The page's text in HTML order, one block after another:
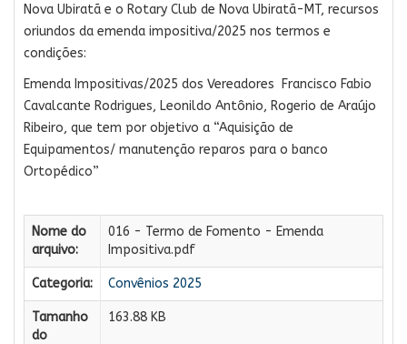
Nova Ubiratã e o Rotary Club de Nova Ubiratã-MT, recursos
oriundos da emenda impositiva/2025 nos termos e
condições:
Emenda Impositivas/2025 dos Vereadores Francisco Fabio
Cavalcante Rodrigues, Leonildo Antônio, Rogerio de Araújo
Ribeiro, que tem por objetivo a “Aquisição de
Equipamentos/ manutenção reparos para o banco
Ortopédico”
Nome do
arquivo:
016 - Termo de Fomento - Emenda
Impositiva.pdf
Categoria: Convênios 2025
Tamanho
do
163.88 KB